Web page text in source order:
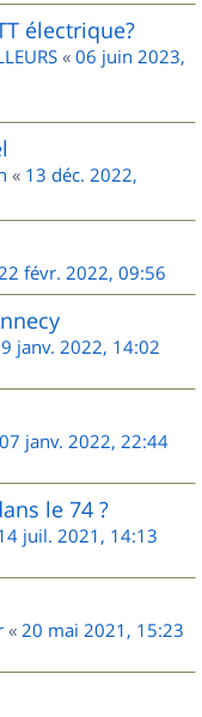
électrique?
« 06 juin 2023,
« 13 déc. 2022,
22 févr. 2022, 09:56
janv. 2022, 14:02
07 janv. 2022, 22:44
le 74 ?
juil. 2021, 14:13
« 20 mai 2021, 15:23